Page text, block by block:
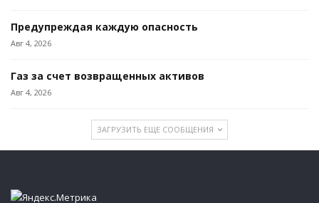
Предупреждая каждую опасность
Авг 4, 2026
Газ за счет возвращенных активов
Авг 4, 2026
ЗАГРУЗИТЬ ЕЩЕ СООБЩЕНИЯ